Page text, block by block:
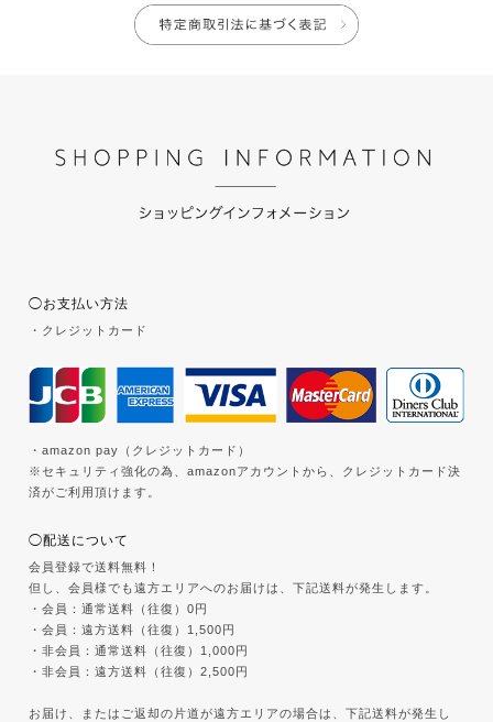
◯お支払い方法
・クレジットカード
・amazon pay（クレジットカード）
※セキュリティ強化の為、amazonアカウントから、クレジットカード決
済がご利用頂けます。
◯配送について
会員登録で送料無料！
但し、会員様でも遠方エリアへのお届けは、下記送料が発生します。
・会員：通常送料（往復）0円
・会員：遠方送料（往復）1,500円
・非会員：通常送料（往復）1,000円
・非会員：遠方送料（往復）2,500円
お届け、またはご返却の片道が遠方エリアの場合は、下記送料が発生し